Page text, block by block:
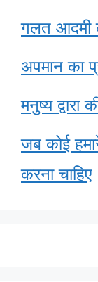
गलत आदमी
अपमान का
मनुष्य द्वारा
जब कोई
करना चाहिए